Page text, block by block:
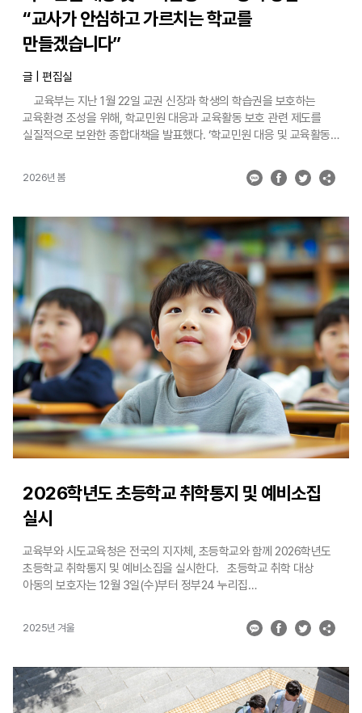
“교사가 안심하고 가르치는 학교를
만들겠습니다”
글 | 편집실
교육부는 지난 1월 22일 교권 신장과 학생의 학습권을 보호하는
교육환경 조성을 위해, 학교민원 대응과 교육활동 보호 관련 제도를
실질적으로 보완한 종합대책을 발표했다. ‘학교민원 대응 및 교육활동
침해 사안은 엄정 대응하고 교원 보호를 강화한다. 폭행, 성희롱,
불법정보 유통 등 중대한 교권 침해가 발생하면, 교권보호위원회에서
등을 매뉴얼에 담는다. 또한, 상해·폭행이나 성폭력 범죄 관련 사안은
교권보호위원회 결정 전 학교장이 출석정지, 학급교체 등을 할 수 있게
될 예정이다. 둘째, 교사 개인 대신 기관이 대응하는 민원시스템을
확립한다. 현장에서 학교민원 처리 원칙‧절차를 충분히 인식하고
사안을 처리하도록 민원처리 세부 매뉴얼을 마련해 안내한다. 아울러,
학교에서 민원을 접수·처리하는 민원대응팀의 역할을 강화하기 위해
민원대응팀의 법제화가 현재 국회에서 논의 중이다. 학교 단위
민원접수 창구를 학교 대표번호와 온라인 학부모소통 시스템(이하
이어드림) 등 학교가 미리 정한 창구로 단일화하고, 교사 개인 연락처나
사회관계망 서비스(SNS)를 통한 민원 접수는 금지한다. 셋째, 지역
단위 교권보호 네트워크를 강화한다. 교육활동보호센터를
교육지원청까지 설치해 ’25년 현재 전국 55개소를 ’26년 110여 개로
확대하고, 센터에서는 교육활동보호를 위한 원스톱 서비스를 제공한다.
넷째, 교사를 존중하고 상호 신뢰하는 학교문화를 조성한다. 학교 내
전용 민원상담실을 ’26년까지 750
2026년 봄
2026학년도 초등학교 취학통지 및 예비소집
실시
교육부와 시도교육청은 전국의 지자체, 초등학교와 함께 2026학년도
초등학교 취학통지 및 예비소집을 실시한다. 초등학교 취학 대상
아동의 보호자는 12월 3일(수)부터 정부24 누리집
있다. 아울러 전국 읍·면사무소 및 동 주민센터(행정복지센터)는 관할
지역 내 모든 초등학교 취학 대상 아동의 보호자에게 12월 10일(수)
취학통지서를 송부한다. 보호자는 취학통지서에 명시된 예비소집
일정과 학교의 안내에 따라, 예비소집일에 취학통지서를 소지하고
아동과 함께 참석해야 한다. 아동이 예비소집에 참석하지 않는 경우
2025년 겨울